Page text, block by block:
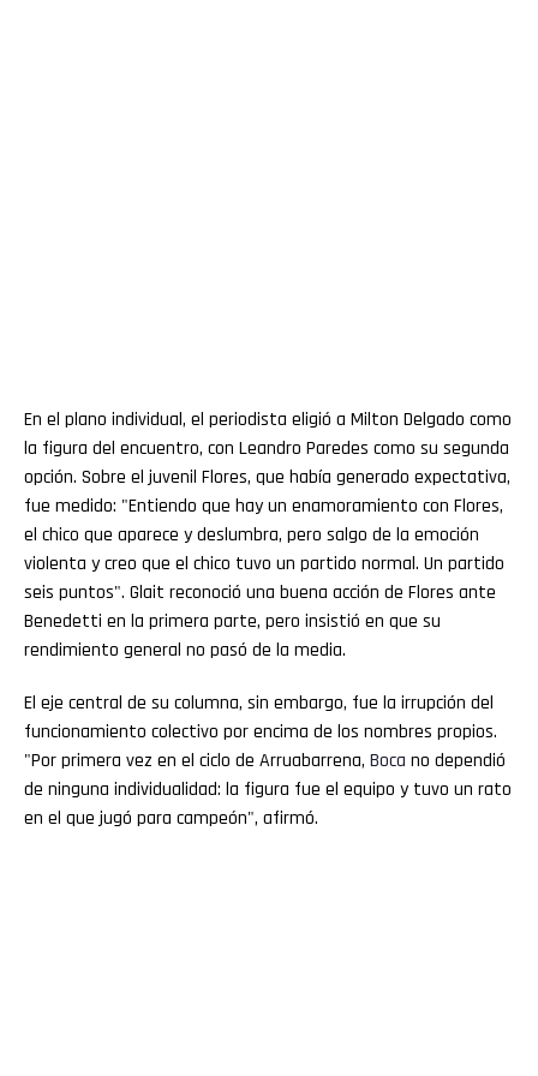
En el plano individual, el periodista eligió a Milton Delgado como
la figura del encuentro, con Leandro Paredes como su segunda
opción. Sobre el juvenil Flores, que había generado expectativa,
fue medido: "Entiendo que hay un enamoramiento con Flores,
el chico que aparece y deslumbra, pero salgo de la emoción
violenta y creo que el chico tuvo un partido normal. Un partido
seis puntos". Glait reconoció una buena acción de Flores ante
Benedetti en la primera parte, pero insistió en que su
rendimiento general no pasó de la media.
El eje central de su columna, sin embargo, fue la irrupción del
funcionamiento colectivo por encima de los nombres propios.
"Por primera vez en el ciclo de Arruabarrena, Boca no dependió
de ninguna individualidad: la figura fue el equipo y tuvo un rato
en el que jugó para campeón", afirmó.